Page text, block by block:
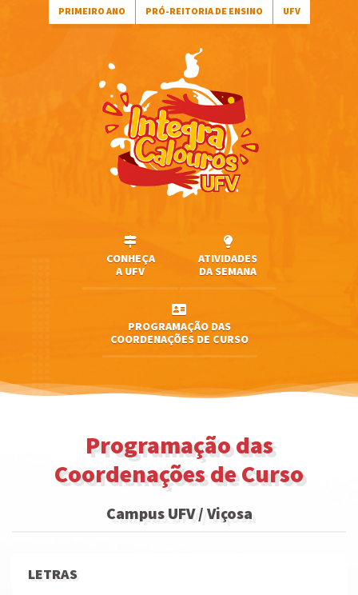
PRIMEIRO ANO PRÓ-REITORIA DE ENSINO UFV
CONHEÇA
A UFV
ATIVIDADES
DA SEMANA
PROGRAMAÇÃO DAS
COORDENAÇÕES DE CURSO
Programação das
Coordenações de Curso
Campus UFV / Viçosa
LETRAS